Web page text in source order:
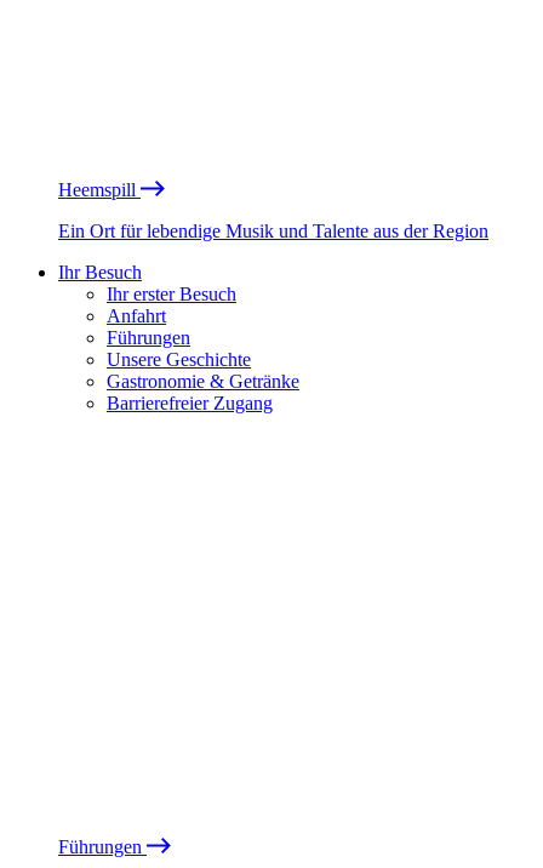
Heemspill
Ein Ort für lebendige Musik und Talente aus der Region
Ihr Besuch
Ihr erster Besuch
Anfahrt
Führungen
Unsere Geschichte
Gastronomie & Getränke
Barrierefreier Zugang
Führungen